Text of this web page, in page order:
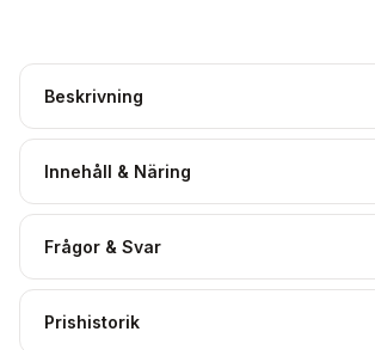
Beskrivning
Innehåll & Näring
Frågor & Svar
Prishistorik